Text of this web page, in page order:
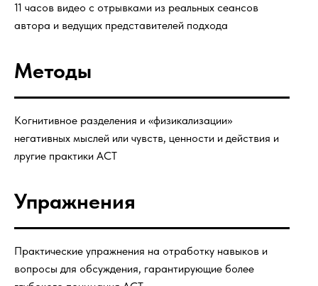
11 часов видео с отрывками из реальных сеансов
автора и ведущих представителей подхода
Методы
Когнитивное разделения и «физикализации»
негативных мыслей или чувств, ценности и действия и
лругие практики ACT
Упражнения
Практические упражнения на отработку навыков и
вопросы для обсуждения, гарантирующие более